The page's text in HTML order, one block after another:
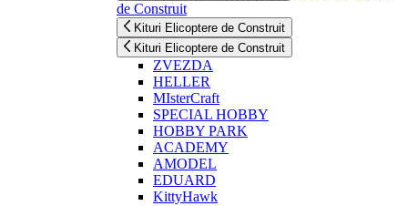
de Construit
Kituri Elicoptere de Construit
Kituri Elicoptere de Construit
ZVEZDA
HELLER
MIsterCraft
SPECIAL HOBBY
HOBBY PARK
ACADEMY
AMODEL
EDUARD
KittyHawk